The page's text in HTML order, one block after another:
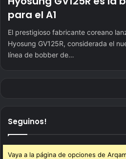
para el A1
El prestigioso fabricante coreano
Hyosung GV125R, considerada el
línea de bobber de…
Seguinos!
Vaya a la página de opciones de